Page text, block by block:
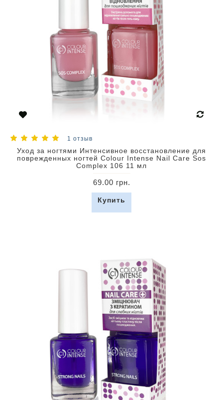
1 отзыв
Уход за ногтями Интенсивное восстановление для
поврежденных ногтей Colour Intense Nail Care Sos
Complex 106 11 мл
69.00 грн.
Купить